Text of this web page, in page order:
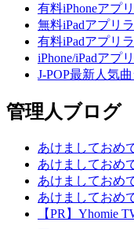
有料iPhoneアプ
無料iPadアプリ
有料iPadアプリ
iPhone/iPadアプ
J-POP最新人気
管理人ブログ
あけましておめ
あけましておめ
あけましておめ
あけましておめ
【PR】Yhomie